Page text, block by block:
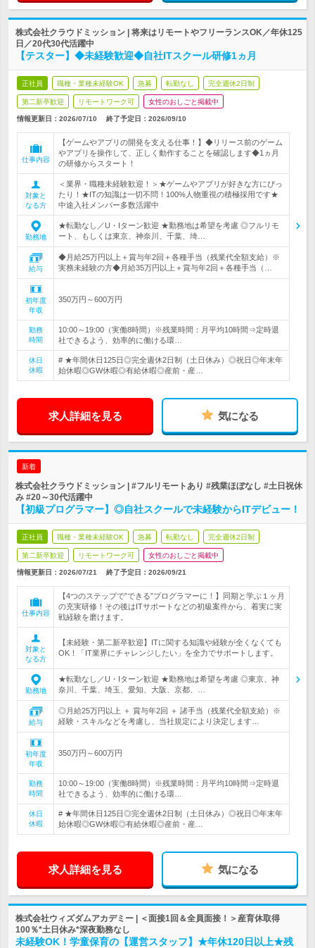
株式会社クラウドミッション | 将来はリモートやフリーランスOK／年休125
日／20代30代活躍中
【テスター】◆未経験歓迎◆自社ITスクール研修1ヵ月
正社員 職種・業種未経験OK 急募 転勤なし 完全週休2日制
第二新卒歓迎 リモートワーク可 女性のおしごと掲載中
情報更新日：2026/07/10 終了予定日： 2026/09/10
仕事内容
【ゲームやアプリの開発を支える仕事！】◆リリース前のゲーム
やアプリを操作して、正しく動作することを確認します◆1ヵ月
の研修からスタート！
対象と
なる方
＜業界・職種未経験歓迎！＞★ゲームやアプリが好きな方にぴっ
たり！★ITの知識は一切不問！100%人物重視の積極採用です★
中途入社メンバー多数活躍中
勤務地
★転勤なし／U・Iターン歓迎 ★勤務地は希望を考慮 ◎フルリモ
ート、もしくは東京、神奈川、千葉、埼…
給与
◆月給25万円以上＋賞与年2回＋各種手当（残業代全額支給）※
実務未経験の方◆月給35万円以上＋賞与年2回＋各種手当（…
初年度
年収
350万円～600万円
勤務
時間
10:00～19:00（実働8時間）※残業時間：月平均10時間⇒定時退
社できるよう、効率的に働ける環…
休日
休暇
# ★年間休日125日◎完全週休2日制（土日休み）◎祝日◎年末年
始休暇◎GW休暇◎有給休暇◎産前・産…
求人詳細を見る 気になる
新着
株式会社クラウドミッション | #フルリモートあり #残業ほぼなし #土日祝休
み #20～30代活躍中
【初級プログラマー】◎自社スクールで未経験からITデビュー！
正社員 職種・業種未経験OK 急募 転勤なし 完全週休2日制
第二新卒歓迎 リモートワーク可 女性のおしごと掲載中
情報更新日：2026/07/21 終了予定日： 2026/09/21
仕事内容
【4つのステップで”できる”プログラマーに！】同期と学ぶ１ヶ月
の充実研修！その後はITサポートなどの初級案件から、着実に実
戦経験を磨けます。
対象と
なる方
【未経験・第二新卒歓迎】ITに関する知識や経験が全くなくても
OK！「IT業界にチャレンジしたい」を全力でサポートします。
勤務地
★転勤なし／U・Iターン歓迎 ★勤務地は希望を考慮 ◎東京、神
奈川、千葉、埼玉、愛知、大阪、京都、…
給与
◎月給25万円以上 ＋ 賞与年2回 ＋ 諸手当（残業代全額支給）※
経験・スキルなどを考慮し、当社規定により決定します…
初年度
年収
350万円～600万円
勤務
時間
10:00～19:00（実働8時間）※残業時間：月平均10時間⇒定時退
社できるよう、効率的に働ける環…
休日
休暇
# ★年間休日125日◎完全週休2日制（土日休み）◎祝日◎年末年
始休暇◎GW休暇◎有給休暇◎産前・産…
求人詳細を見る 気になる
株式会社ウィズダムアカデミー | ＜面接1回＆全員面接！＞産育休取得
100％*土日休み*深夜勤務なし
未経験OK！学童保育の【運営スタッフ】★年休120日以上★残